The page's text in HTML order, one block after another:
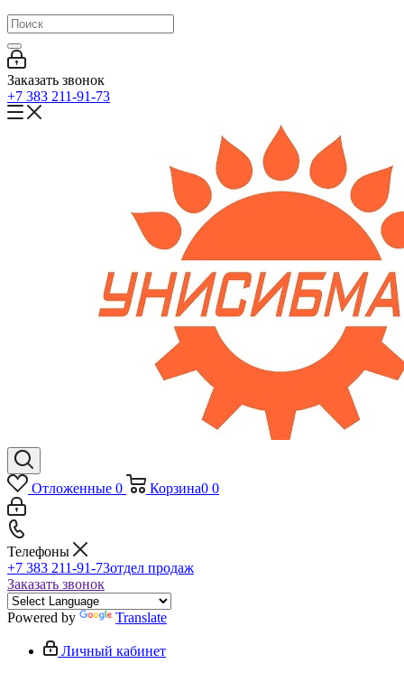
Заказать звонок
+7 383 211-91-73
Отложенные 0 Корзина0 0
Телефоны
+7 383 211-91-73отдел продаж
Заказать звонок
Powered by Translate
Личный кабинет